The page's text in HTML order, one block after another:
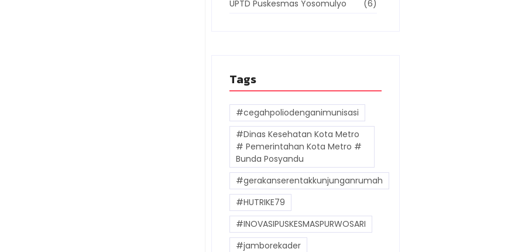
UPTD Puskesmas Yosomulyo
(6)
Tags
#cegahpoliodenganimunisasi
#Dinas Kesehatan Kota Metro
# Pemerintahan Kota Metro #
Bunda Posyandu
#gerakanserentakkunjunganrumah
#HUTRIKE79
#INOVASIPUSKESMASPURWOSARI
#jamborekader